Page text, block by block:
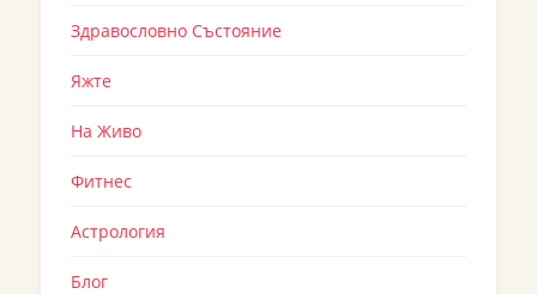
Здравословно Състояние
Яжте
На Живо
Фитнес
Астрология
Блог